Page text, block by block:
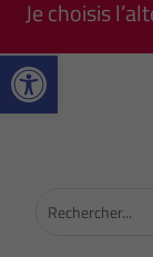
Ouvrir la barre d’outils
Je choisis